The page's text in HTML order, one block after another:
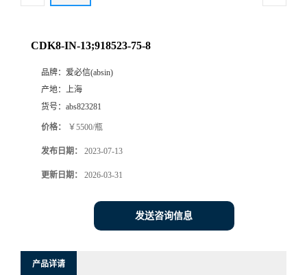
CDK8-IN-13;918523-75-8
品牌： 爱必信(absin)
产地： 上海
货号： abs823281
价格： ￥5500/瓶
发布日期： 2023-07-13
更新日期： 2026-03-31
发送咨询信息
产品详请